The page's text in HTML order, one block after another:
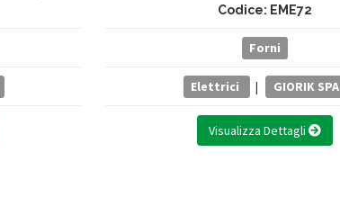
Codice: EME72
Forni
Elettrici | GIORIK SPA
Visualizza Dettagli